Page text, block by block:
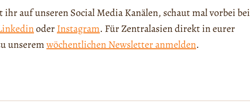
auf unseren Social Media Kanälen, schaut mal vorbei bei
oderInstagram. Für Zentralasien direkt in eurer
unseremwöchentlichen Newsletter anmelden.